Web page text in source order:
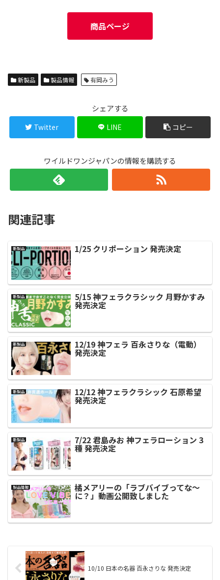
商品ページ
新製品 製品情報 有岡みう
シェアする
Twitter LINE コピー
ワイルドワンジャパンの情報を購読する
関連記事
新製品 1/25 クリポーション 発売決定
新製品 5/15 神フェラクラシック 月野かすみ
発売決定
新製品 12/19 神フェラ 百永さりな（電動）
発売決定
新製品 12/12 神フェラクラシック 石原希望
発売決定
新製品 7/22 君島みお 神フェラローション 3
種 発売決定
製品情報 橘メアリーの「ラブバイブってな～
に？」動画公開致しました
10/10 日本の名器 百永さりな 発売決定